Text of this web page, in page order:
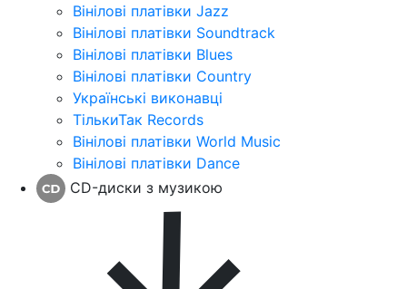
Вінілові платівки Jazz
Вінілові платівки Soundtrack
Вінілові платівки Blues
Вінілові платівки Country
Українські виконавці
ТількиТак Records
Вінілові платівки World Music
Вінілові платівки Dance
CD-диски з музикою